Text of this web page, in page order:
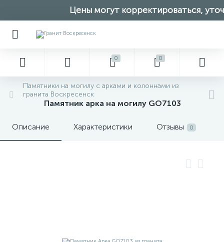
Цены могут корректироваться,
0 0
Памятники на могилу с арками и колоннами из
гранита Воскресенск
Памятник арка на могилу GO7103
Описание Характеристики Отзывы 0